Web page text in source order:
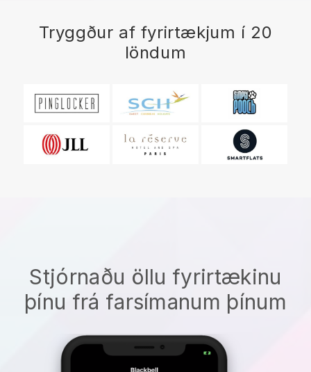
Tryggður af fyrirtækjum í 20
löndum
Stjórnaðu öllu fyrirtækinu
þínu frá farsímanum þínum